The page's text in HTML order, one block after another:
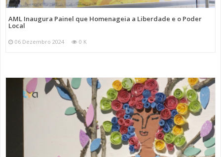
AML Inaugura Painel que Homenageia a Liberdade e o Poder
Local
06 Dezembro 2024 0 K